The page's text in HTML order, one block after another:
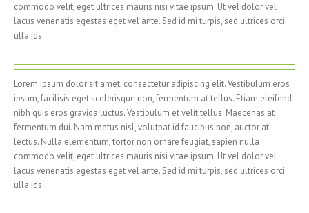
commodo velit, eget ultrices mauris nisi vitae ipsum. Ut vel dolor vel
lacus venenatis egestas eget vel ante. Sed id mi turpis, sed ultrices orci
ulla ids.
Lorem ipsum dolor sit amet, consectetur adipiscing elit. Vestibulum eros
ipsum, facilisis eget scelerisque non, fermentum at tellus. Etiam eleifend
nibh quis eros gravida luctus. Vestibulum et velit tellus. Maecenas at
fermentum dui. Nam metus nisl, volutpat id faucibus non, auctor at
lectus. Nulla elementum, tortor non ornare feugiat, sapien nulla
commodo velit, eget ultrices mauris nisi vitae ipsum. Ut vel dolor vel
lacus venenatis egestas eget vel ante. Sed id mi turpis, sed ultrices orci
ulla ids.